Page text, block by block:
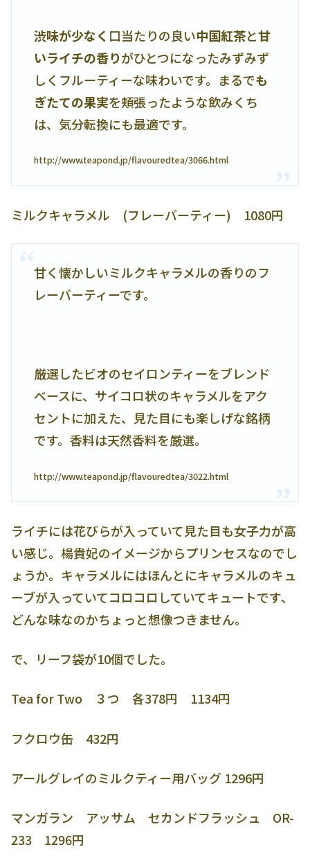
渋味が少なく 口当たりの良い中国紅茶と甘
いライチの香りがひとつになったみずみず
しくフルーティーな味わいです。まるでも
ぎたての果実を頬張ったような飲みくち
は、気分転換にも最適です。
http://www.teapond.jp/flavouredtea/3066.html
ミルクキャラメル (フレーバーティー) 1080円
甘く懐かしいミルクキャラメルの香りのフ
レーバーティーです。
厳選したビオのセイロンティーをブレンド
ベースに、サイコロ状のキャラメルをアク
セントに加えた、見た目にも楽しげな銘柄
です。香料は天然香料を厳選。
http://www.teapond.jp/flavouredtea/3022.html
ライチには花びらが入っていて見た目も女子力が高
い感じ。楊貴妃のイメージからプリンセスなのでし
ょうか。キャラメルにはほんとにキャラメルのキュ
ーブが入っていてコロコロしていてキュートです、
どんな味なのかちょっと想像つきません。
で、リーフ袋が10個でした。
Tea for Two ３つ 各378円 1134円
フクロウ缶 432円
アールグレイのミルクティー用バッグ 1296円
マンガラン アッサム セカンドフラッシュ OR-
233 1296円